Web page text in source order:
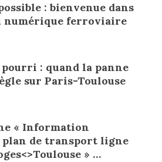
: bienvenue dans
numérique ferroviaire
pourri : quand la panne
sur Paris-Toulouse
« Information
plan de transport ligne
» …